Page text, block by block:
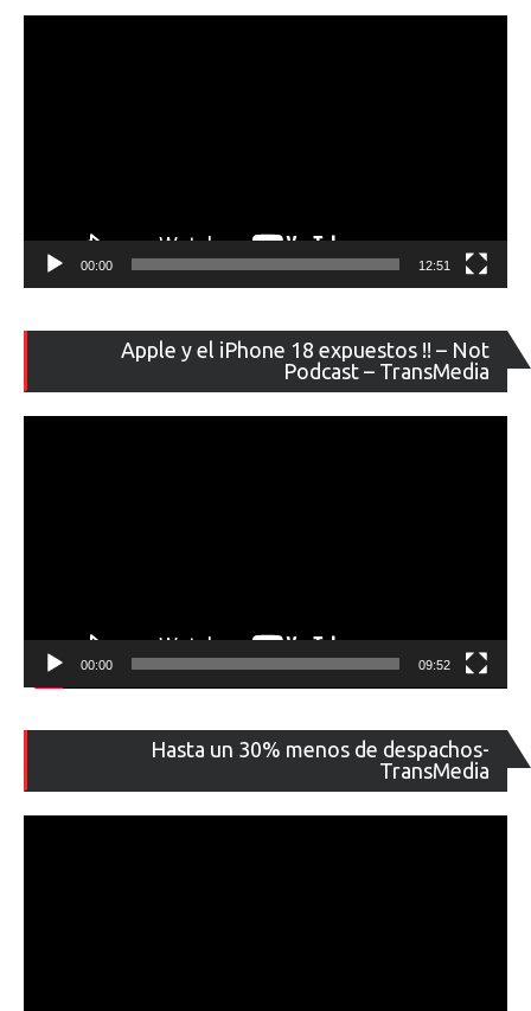
00:00 12:51
Apple y el iPhone 18 expuestos !! – Not
Podcast – TransMedia
de
00:00 09:52
Hasta un 30% menos de despachos-
TransMedia
de